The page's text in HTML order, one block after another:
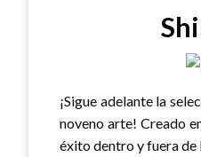
¡Sigue adelante la
noveno arte! Creado
éxito dentro y fuera de